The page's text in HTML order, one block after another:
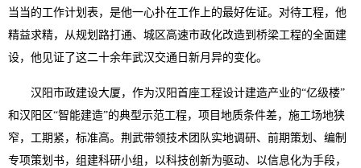
当当的工作计划表，是他一心扑在工作上的最好佐证。对待工程，他
精益求精，从规划路打通、城区高速市政化改造到桥梁工程的全面建
设，他见证了这二十余年武汉交通日新月异的变化。
汉阳市政建设大厦，作为汉阳首座工程设计建造产业的“亿级楼”
和汉阳区“智能建造”的典型示范工程，项目地质条件差，施工场地狭
窄，工期紧，标准高。荆武带领技术团队实地调研、前期策划、编制
专项策划书，组建科研小组，以科技创新为驱动、以信息化为手段，